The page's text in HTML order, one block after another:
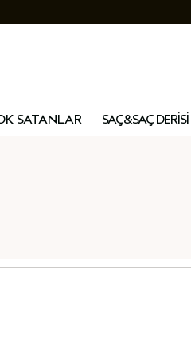
SATANLAR SAÇ&SAÇ DERİSİ